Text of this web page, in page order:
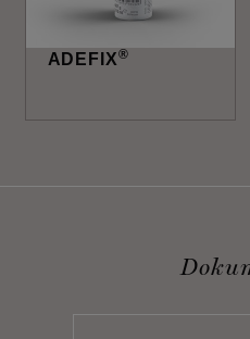
ADEFIX®